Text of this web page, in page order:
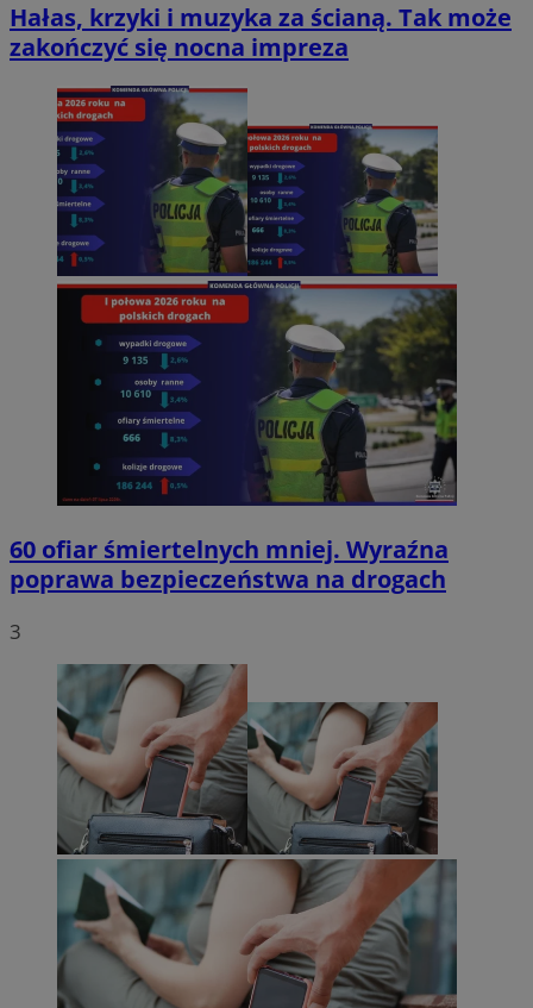
Hałas, krzyki i muzyka za ścianą. Tak może
zakończyć się nocna impreza
60 ofiar śmiertelnych mniej. Wyraźna
poprawa bezpieczeństwa na drogach
3